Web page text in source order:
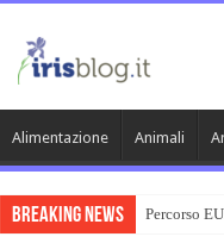
Alimentazione Animali
Breaking News Percorso